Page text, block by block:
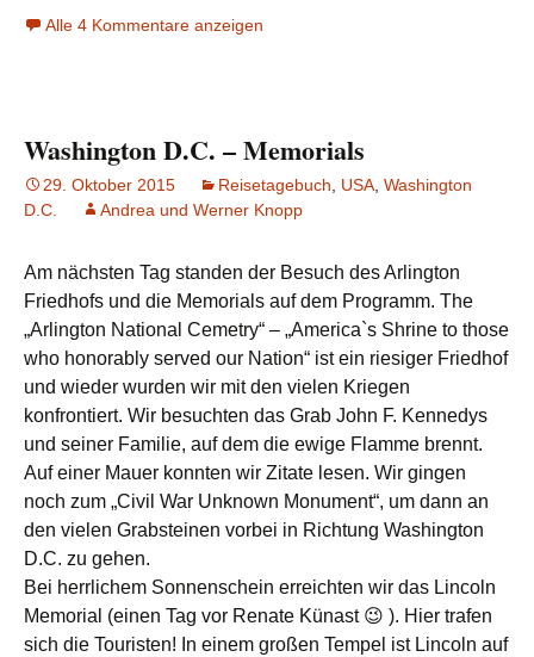
Alle 4 Kommentare anzeigen
Washington D.C. – Memorials
29. Oktober 2015 Reisetagebuch, USA, Washington
D.C.
Andrea und Werner Knopp
Am nächsten Tag standen der Besuch des Arlington
Friedhofs und die Memorials auf dem Programm. The
„Arlington National Cemetry“ – „America`s Shrine to those
who honorably served our Nation“ ist ein riesiger Friedhof
und wieder wurden wir mit den vielen Kriegen
konfrontiert. Wir besuchten das Grab John F. Kennedys
und seiner Familie, auf dem die ewige Flamme brennt.
Auf einer Mauer konnten wir Zitate lesen. Wir gingen
noch zum „Civil War Unknown Monument“, um dann an
den vielen Grabsteinen vorbei in Richtung Washington
D.C. zu gehen.
Bei herrlichem Sonnenschein erreichten wir das Lincoln
Memorial (einen Tag vor Renate Künast 😉 ). Hier trafen
sich die Touristen! In einem großen Tempel ist Lincoln auf